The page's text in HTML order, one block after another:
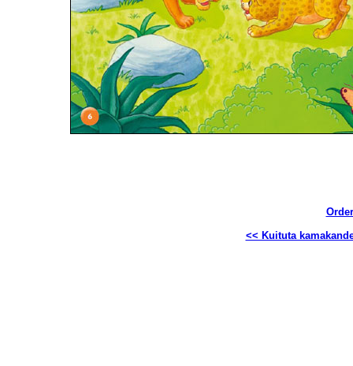
<< Kuituta